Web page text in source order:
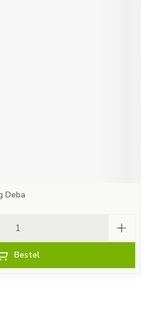
Deba
Bestel